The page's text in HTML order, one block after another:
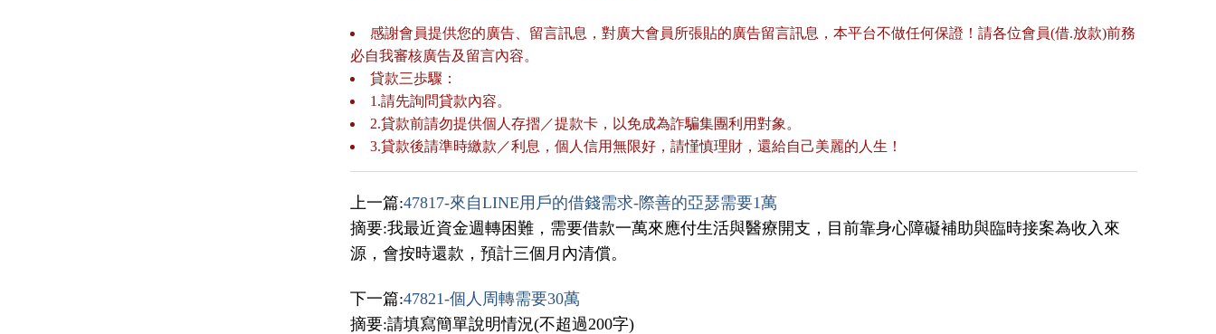
感謝會員提供您的廣告、留言訊息，對廣大會員所張貼的廣告留言訊息，本平台不做任何保證！請各位會員(借.放款)前務
必自我審核廣告及留言內容。
貸款三歩驟：
1.請先詢問貸款內容。
2.貸款前請勿提供個人存摺／提款卡，以免成為詐騙集團利用對象。
3.貸款後請準時繳款／利息，個人信用無限好，請慬慎理財，還給自己美麗的人生！
上一篇:47817-來自LINE用戶的借錢需求-際善的亞瑟需要1萬
摘要:我最近資金週轉困難，需要借款一萬來應付生活與醫療開支，目前靠身心障礙補助與臨時接案為收入來
源，會按時還款，預計三個月內清償。
下一篇:47821-個人周轉需要30萬
摘要:請填寫簡單說明情況(不超過200字)